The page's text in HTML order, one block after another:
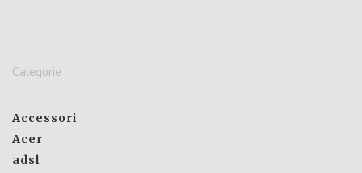
Categorie
Accessori
Acer
adsl